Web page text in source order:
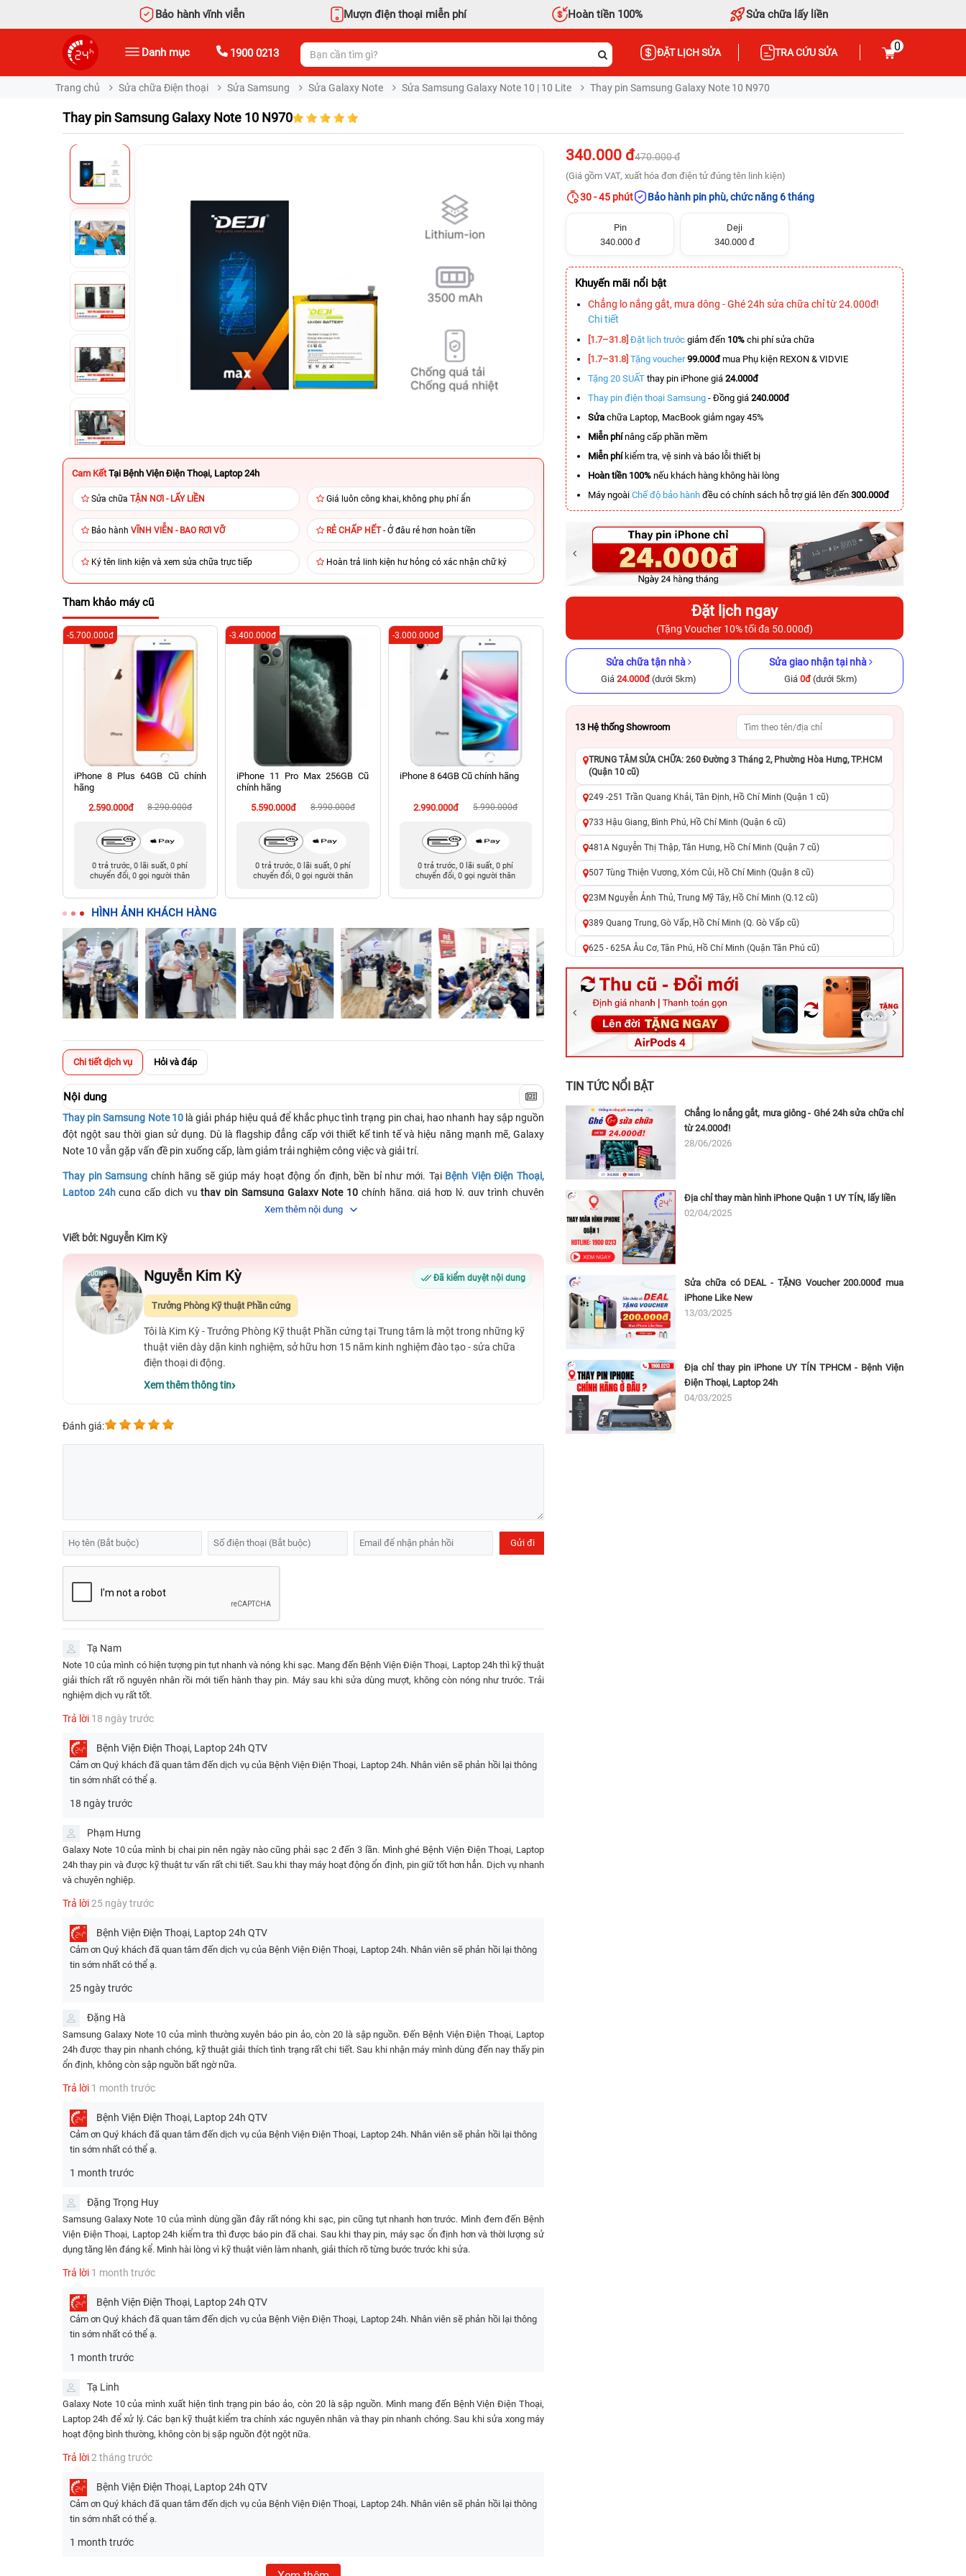
Bảo hành vĩnh viễn Mượn điện thoại miễn phí Hoàn tiền 100% Sửa chữa lấy liền
Danh mục 1900 0213 ĐẶT LỊCH SỬA TRA CỨU SỬA 0
Trang chủ Sửa chữa Điện thoại Sửa Samsung Sửa Galaxy Note Sửa Samsung Galaxy Note 10 | 10 Lite Thay pin Samsung Galaxy Note 10 N970
Thay pin Samsung Galaxy Note 10 N970
Cam Kết Tại Bệnh Viện Điện Thoại, Laptop 24h
Sửa chữa TẬN NƠI - LẤY LIỀN Giá luôn công khai, không phụ phí ẩn
Bảo hành VĨNH VIỄN - BAO RƠI VỠ RẺ CHẤP HẾT- Ở đâu rẻ hơn hoàn tiền
Ký tên linh kiện và xem sửa chữa trực tiếp Hoàn trả linh kiện hư hỏng có xác nhận chữ ký
Tham khảo máy cũ
iPhone 8 Plus 64GB Cũ chính
hãng
2.590.000đ
8.290.000đ
-5.700.000đ
0 trả trước, 0 lãi suất, 0 phí
chuyển đổi, 0 gọi người thân
iPhone 11 Pro Max 256GB Cũ
chính hãng
5.590.000đ
8.990.000đ
-3.400.000đ
0 trả trước, 0 lãi suất, 0 phí
chuyển đổi, 0 gọi người thân
iPhone 8 64GB Cũ chính hãng
2.990.000đ 5.990.000đ
-3.000.000đ
0 trả trước, 0 lãi suất, 0 phí
chuyển đổi, 0 gọi người thân
iPhone 14 Pro Max 256GB Cũ
chính hãng
14.990.000đ
20.990.000đ
-6.000.000đ
chuyển đổi, 0 gọi người thân
hãng
9.490.000đ
13.990.000đ
-4.500.000đ
chuyển đổi, 0 gọi người thân
-2.000.000đ
HÌNH ẢNH KHÁCH HÀNG
Chi tiết dịch vụ Hỏi và đáp
Nội dung
Thay pin Samsung Note 10là giải pháp hiệu quả để khắc phục tình trạng pin chai, hao nhanh hay sập nguồn
đột ngột sau thời gian sử dụng. Dù là flagship đẳng cấp với thiết kế tinh tế và hiệu năng mạnh mẽ, Galaxy
Note 10 vẫn gặp vấn đề pin xuống cấp, làm giảm trải nghiệm công việc và giải trí.
Thay pin Samsung chính hãng sẽ giúp máy hoạt động ổn định, bền bỉ như mới. Tại Bệnh Viện Điện Thoại,
Laptop 24hcung cấp dịch vụthay pin Samsung Galaxy Note 10 chính hãng, giá hợp lý, quy trình chuyên
nghiệp đảm bảo mang lại sự hài lòng tối đa. Tìm hiểu chi tiết ngay!
✅ Dịch vụ
✅ Thời gian sửa chữa
✅ Thời gian bảo hành ⭐ 3 - 6 tháng
✅ Tiền công thay thế ⭐ Miễn phí
✅Thời gian làm việc
Bảng giá thay Pin Samsung Note 10 tại Bệnh Viện Điện Thoại, Laptop 24h
Dịch vụ thay pin Samsung Note 10
tương thích hoàn hảo với Note 10, hỗ trợ sạc nhanh và tính năng PowerShare, mang lại thời lượng sử dụng
ổn định (5-6 tiếng on-screen).
Bảng giá thay Pin Samsung Galaxy Note 10 chính hãng mới nhất
DỊCH VỤ
✅Thay Pin Samsung Galaxy Note 10 chính
hãng
⭐340.000đ ⌛30 - 45 phút
tháng
Lưu ý:
Giá trên đã bao gồm công thợ, không phát sinh thêm bất kỳ chi phí khác
Giá trên có thể thay đổi theo tùy thời điểm, quý khách vui lòng xem ở trên để cập nhật giá mới nhất
Bảng thông tin pin thay cho Samsung Galaxy Note 10
Samsung Galaxy Note 10, dưới đây là bảng thông số kỹ thuật chi tiết của linh kiện.
Loại pin Lithium-Ion Polymer (Li-Po)
Dung
áp
Xem thêm nội dung
Viết bởi: Nguyễn Kim Kỳ
Nguyễn Kim Kỳ Đã kiểm duyệt nội dung
Trưởng Phòng Kỹ thuật Phần cứng
Tôi là Kim Kỳ - Trưởng Phòng Kỹ thuật Phần cứng tại Trung tâm là một trong những kỹ
thuật viên dày dặn kinh nghiệm, sở hữu hơn 15 năm kinh nghiệm đào tạo - sửa chữa
điện thoại di động.
Xem thêm thông tin
Đánh giá:
Tạ Nam
Note 10 của mình có hiện tượng pin tụt nhanh và nóng khi sạc. Mang đến Bệnh Viện Điện Thoại, Laptop 24h thì kỹ thuật
giải thích rất rõ nguyên nhân rồi mới tiến hành thay pin. Máy sau khi sửa dùng mượt, không còn nóng như trước. Trải
nghiệm dịch vụ rất tốt.
Trả lời 18 ngày trước
Bệnh Viện Điện Thoại, Laptop 24h QTV
Cảm ơn Quý khách đã quan tâm đến dịch vụ của Bệnh Viện Điện Thoại, Laptop 24h. Nhân viên sẽ phản hồi lại thông
tin sớm nhất có thể ạ.
18 ngày trước
Phạm Hưng
Galaxy Note 10 của mình bị chai pin nên ngày nào cũng phải sạc 2 đến 3 lần. Mình ghé Bệnh Viện Điện Thoại, Laptop
24h thay pin và được kỹ thuật tư vấn rất chi tiết. Sau khi thay máy hoạt động ổn định, pin giữ tốt hơn hẳn. Dịch vụ nhanh
và chuyên nghiệp.
Trả lời25 ngày trước
Bệnh Viện Điện Thoại, Laptop 24h QTV
Cảm ơn Quý khách đã quan tâm đến dịch vụ của Bệnh Viện Điện Thoại, Laptop 24h. Nhân viên sẽ phản hồi lại thông
tin sớm nhất có thể ạ.
25 ngày trước
Đặng Hà
Samsung Galaxy Note 10 của mình thường xuyên báo pin ảo, còn 20 là sập nguồn. Đến Bệnh Viện Điện Thoại, Laptop
24h được thay pin nhanh chóng, kỹ thuật giải thích tình trạng rất chi tiết. Sau khi nhận máy mình dùng đến nay thấy pin
ổn định, không còn sập nguồn bất ngờ nữa.
Trả lời 1 month trước
Bệnh Viện Điện Thoại, Laptop 24h QTV
Cảm ơn Quý khách đã quan tâm đến dịch vụ của Bệnh Viện Điện Thoại, Laptop 24h. Nhân viên sẽ phản hồi lại thông
tin sớm nhất có thể ạ.
1 month trước
Đặng Trọng Huy
Samsung Galaxy Note 10 của mình dùng gần đây rất nóng khi sạc, pin cũng tụt nhanh hơn trước. Mình đem đến Bệnh
Viện Điện Thoại, Laptop 24h kiểm tra thì được báo pin đã chai. Sau khi thay pin, máy sạc ổn định hơn và thời lượng sử
dụng tăng lên đáng kể. Mình hài lòng vì kỹ thuật viên làm nhanh, giải thích rõ từng bước trước khi sửa.
Trả lời 1 month trước
Bệnh Viện Điện Thoại, Laptop 24h QTV
Cảm ơn Quý khách đã quan tâm đến dịch vụ của Bệnh Viện Điện Thoại, Laptop 24h. Nhân viên sẽ phản hồi lại thông
tin sớm nhất có thể ạ.
1 month trước
Tạ Linh
Galaxy Note 10 của mình xuất hiện tình trạng pin báo ảo, còn 20 là sập nguồn. Mình mang đến Bệnh Viện Điện Thoại,
Laptop 24h để xử lý. Các bạn kỹ thuật kiểm tra chính xác nguyên nhân và thay pin nhanh chóng. Sau khi sửa xong máy
hoạt động bình thường, không còn bị sập nguồn đột ngột nữa.
Trả lời2 tháng trước
Bệnh Viện Điện Thoại, Laptop 24h QTV
Cảm ơn Quý khách đã quan tâm đến dịch vụ của Bệnh Viện Điện Thoại, Laptop 24h. Nhân viên sẽ phản hồi lại thông
tin sớm nhất có thể ạ.
1 month trước
340.000 đ470.000 đ
(Giá gồm VAT, xuất hóa đơn điện tử đúng tên linh kiện)
30 - 45 phút Bảo hành pin phù, chức năng 6 tháng
Pin
340.000 đ
Deji
340.000 đ
Khuyến mãi nổi bật
Chẳng lo nắng gắt, mưa dông - Ghé 24h sửa chữa chỉ từ 24.000đ!
Chi tiết
[1.7–31.8] Đặt lịch trước giảm đến 10% chi phí sửa chữa
[1.7–31.8] Tặng voucher 99.000đmua Phụ kiện REXON & VIDVIE
Tặng 20 SUẤT thay pin iPhone giá 24.000đ
Thay pin điện thoại Samsung - Đồng giá 240.000đ
Sửa chữa Laptop, MacBook giảm ngay 45%
Miễn phínâng cấp phần mềm
Miễn phíkiểm tra, vệ sinh và báo lỗi thiết bị
Hoàn tiền 100% nếu khách hàng không hài lòng
Máy ngoài Chế độ bảo hành đều có chính sách hỗ trợ giá lên đến 300.000đ
Đặt lịch ngay
(Tặng Voucher 10% tối đa 50.000đ)
Sửa chữa tận nhà
Giá 24.000đ(dưới 5km)
Sửa giao nhận tại nhà
Giá 0đ(dưới 5km)
13 Hệ thống Showroom
TRUNG TÂM SỬA CHỮA: 260 Đường 3 Tháng 2, Phường Hòa Hưng, TP.HCM
(Quận 10 cũ)
249 -251 Trần Quang Khải, Tân Định, Hồ Chí Minh (Quận 1 cũ)
733 Hậu Giang, Bình Phú, Hồ Chí Minh (Quận 6 cũ)
481A Nguyễn Thị Thập, Tân Hưng, Hồ Chí Minh (Quận 7 cũ)
507 Tùng Thiện Vương, Xóm Củi, Hồ Chí Minh (Quận 8 cũ)
23M Nguyễn Ảnh Thủ, Trung Mỹ Tây, Hồ Chí Minh (Q.12 cũ)
389 Quang Trung, Gò Vấp, Hồ Chí Minh (Q. Gò Vấp cũ)
625 - 625A Âu Cơ, Tân Phú, Hồ Chí Minh (Quận Tân Phú cũ)
326 Lê Văn Việt, Tăng Nhơn Phú, Hồ Chí Minh (Q.9 TP. Thủ Đức cũ)
256 Võ Văn Ngân, Thủ Đức, Hồ Chí Minh (Bình Thọ, TP. Thủ Đức Cũ)
70 Nguyễn An Ninh, Dĩ An, Hồ Chí Minh (Bình Dương Cũ)
24h Vũng Tàu: 162A Ba Cu, Vũng Tàu, Hồ Chí Minh (TP. Vũng Tàu cũ)
TIN TỨC NỔI BẬT
Chẳng lo nắng gắt, mưa giông - Ghé 24h sửa chữa chỉ
từ 24.000đ!
28/06/2026
Địa chỉ thay màn hình iPhone Quận 1 UY TÍN, lấy liền
02/04/2025
Sửa chữa có DEAL - TẶNG Voucher 200.000đ mua
iPhone Like New
13/03/2025
Địa chỉ thay pin iPhone UY TÍN TPHCM - Bệnh Viện
Điện Thoại, Laptop 24h
04/03/2025